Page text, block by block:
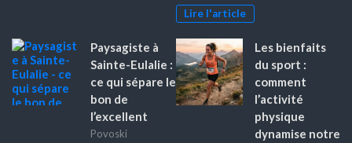
Lire l'article
Paysagiste à
Sainte-Eulalie :
ce qui sépare le
bon de
l’excellent
Povoski
Les bienfaits
du sport :
comment
l’activité
physique
dynamise notre